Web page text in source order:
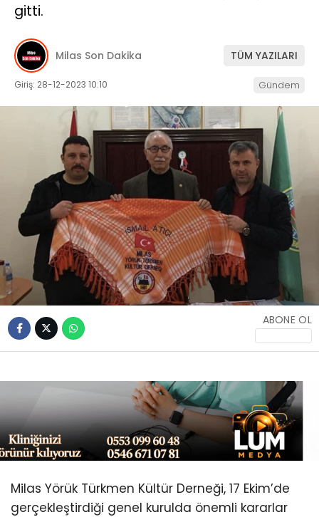
WhatsApp
İhbar Hattı
Facebook
Instagram
Youtube
KÜNYE
gitti.
Milas Son Dakika TÜM YAZILARI
Giriş: 28-12-2023 10:10 Gündem
ABONE OL
Milas Yörük Türkmen Kültür Derneği, 17 Ekim’de
gerçekleştirdiği genel kurulda önemli kararlar